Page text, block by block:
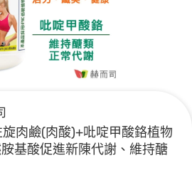
旋肉鹼(肉酸)+吡啶甲酸鉻植物
基酸促進新陳代謝、維持醣